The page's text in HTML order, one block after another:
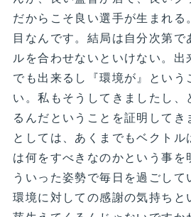
だからこそ良い選手が生まれる
目なんです。結局は自分次第で
ルを合わせないといけない。出
でも出来るし『環境が』という
い。私もそうしてきましたし、
るんだということを証明して
としては、あくまでもベクトル
は何をすべきなのかという事を
ういった姿勢で毎日を過ごして
環境に対しての感謝の気持ちと